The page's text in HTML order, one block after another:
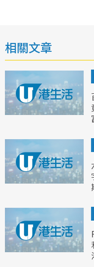
相關文章